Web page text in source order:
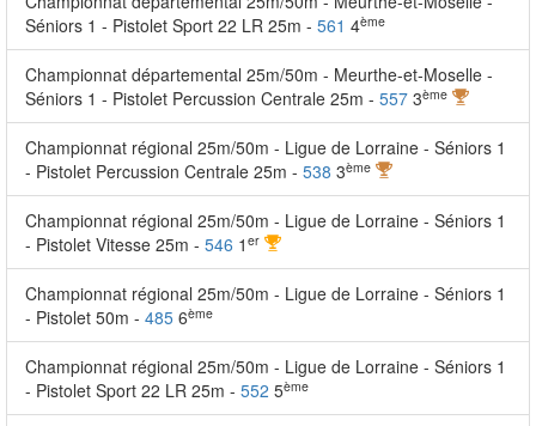
Séniors 1 - Pistolet Sport 22 LR 25m - 561 4ème
Championnat départemental 25m/50m - Meurthe-et-Moselle -
Séniors 1 - Pistolet Percussion Centrale 25m - 557 3ème
Championnat régional 25m/50m - Ligue de Lorraine - Séniors 1
- Pistolet Percussion Centrale 25m - 538 3ème
Championnat régional 25m/50m - Ligue de Lorraine - Séniors 1
- Pistolet Vitesse 25m - 546 1 er
Championnat régional 25m/50m - Ligue de Lorraine - Séniors 1
- Pistolet 50m - 485 6ème
Championnat régional 25m/50m - Ligue de Lorraine - Séniors 1
- Pistolet Sport 22 LR 25m - 552 5ème